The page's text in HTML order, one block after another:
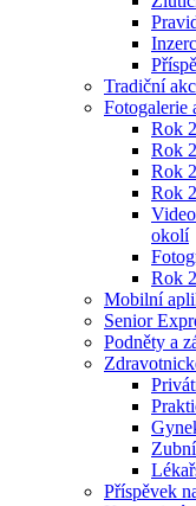
Tradiční
Fotogalerie
Rok
Rok
Rok
Rok
okolí
Rok
Mobilní
Senior
Podněty a
Příspěvek